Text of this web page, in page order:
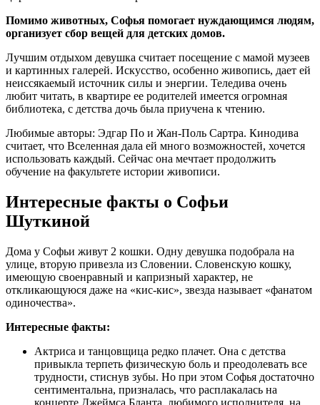
Помимо животных, Софья помогает нуждающимся людям,
организует сбор вещей для детских домов.
Лучшим отдыхом девушка считает посещение с мамой музеев
и картинных галерей. Искусство, особенно живопись, дает ей
неиссякаемый источник силы и энергии. Теледива очень
любит читать, в квартире ее родителей имеется огромная
библиотека, с детства дочь была приучена к чтению.
Любимые авторы: Эдгар По и Жан-Поль Сартра. Кинодива
считает, что Вселенная дала ей много возможностей, хочется
использовать каждый. Сейчас она мечтает продолжить
обучение на факультете истории живописи.
Интересные факты о Софьи
Шуткиной
Дома у Софьи живут 2 кошки. Одну девушка подобрала на
улице, вторую привезла из Словении. Словенскую кошку,
имеющую своенравный и капризный характер, не
откликающуюся даже на «кис-кис», звезда называет «фанатом
одиночества».
Интересные факты:
Актриса и танцовщица редко плачет. Она с детства
привыкла терпеть физическую боль и преодолевать все
трудности, стиснув зубы. Но при этом Софья достаточно
сентиментальна, призналась, что расплакалась на
концерте Джеймса Бланта, любимого исполнителя, на